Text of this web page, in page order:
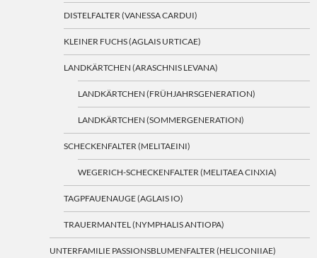
DISTELFALTER (VANESSA CARDUI)
KLEINER FUCHS (AGLAIS URTICAE)
LANDKÄRTCHEN (ARASCHNIS LEVANA)
LANDKÄRTCHEN (FRÜHJAHRSGENERATION)
LANDKÄRTCHEN (SOMMERGENERATION)
SCHECKENFALTER (MELITAEINI)
WEGERICH-SCHECKENFALTER (MELITAEA CINXIA)
TAGPFAUENAUGE (AGLAIS IO)
TRAUERMANTEL (NYMPHALIS ANTIOPA)
UNTERFAMILIE PASSIONSBLUMENFALTER (HELICONIIAE)